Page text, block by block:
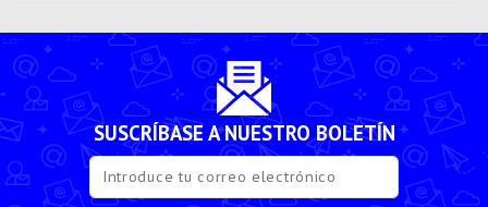
SUSCRÍBASE A NUESTRO BOLETÍN